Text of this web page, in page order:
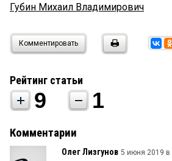
Губин Михаил Владимирович
Комментировать
Рейтинг статьи
9 1
Комментарии
Олег Лизгунов 5 июня 2019 в